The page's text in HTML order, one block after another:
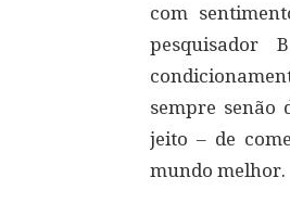
com
sempre senão
jeito – de
mundo melhor.